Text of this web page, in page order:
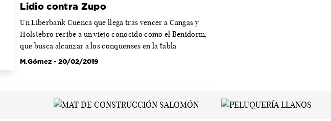
Lidio contra Zupo
Un Liberbank Cuenca que llega tras vencer a Cangas y
Holstebro recibe a un viejo conocido como el Benidorm,
que busca alcanzar a los conquenses en la tabla
M.Gómez - 20/02/2019